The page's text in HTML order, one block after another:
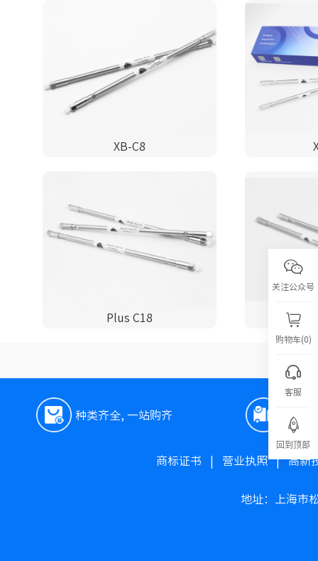
XB-C8
Plus C18
种类齐全, 一站购齐 极速
商标证书 营业执照|高新
地址：上海市
关注公众号
购物车(0)
客服
回到顶部